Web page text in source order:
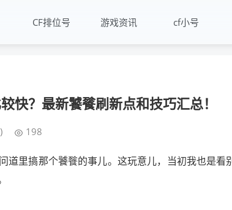
CF排位号 游戏资讯 cf小号
快？最新饕餮刷新点和技巧汇总！
198
道里搞那个饕餮的事儿。这玩意儿，当初我也是